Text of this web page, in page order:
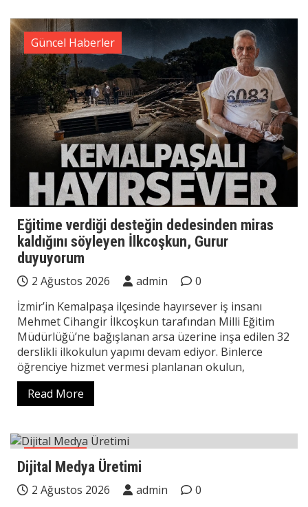
Güncel Haberler
Eğitime verdiği desteğin dedesinden miras
kaldığını söyleyen İlkcoşkun, Gurur
duyuyorum
2 Ağustos 2026 admin
0
İzmir’in Kemalpaşa ilçesinde hayırsever iş insanı
Mehmet Cihangir İlkcoşkun tarafından Milli Eğitim
Müdürlüğü’ne bağışlanan arsa üzerine inşa edilen 32
derslikli ilkokulun yapımı devam ediyor. Binlerce
öğrenciye hizmet vermesi planlanan okulun,
Read More
Teknoloji
Dijital Medya Üretimi
2 Ağustos 2026 admin
0